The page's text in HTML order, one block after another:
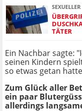
TÄTER
Ein Nachbar sagte:
seinen Kindern
so etwas getan
Zum Glück aller
ein paar
allerdings